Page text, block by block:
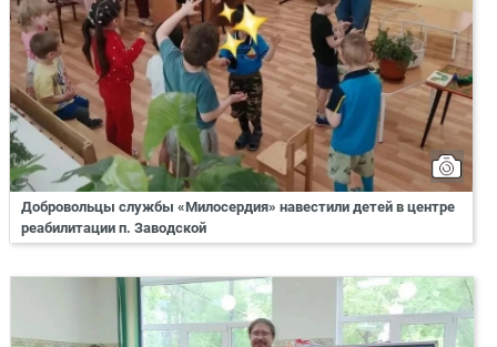
Добровольцы службы «Милосердия» навестили детей в центре
реабилитации п. Заводской